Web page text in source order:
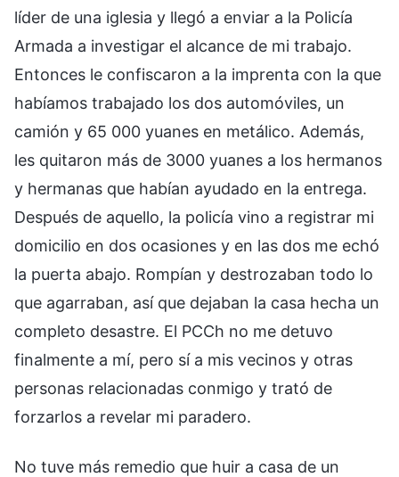
líder de una iglesia y llegó a enviar a la Policía
Armada a investigar el alcance de mi trabajo.
Entonces le confiscaron a la imprenta con la que
habíamos trabajado los dos automóviles, un
camión y 65 000 yuanes en metálico. Además,
les quitaron más de 3000 yuanes a los hermanos
y hermanas que habían ayudado en la entrega.
Después de aquello, la policía vino a registrar mi
domicilio en dos ocasiones y en las dos me echó
la puerta abajo. Rompían y destrozaban todo lo
que agarraban, así que dejaban la casa hecha un
completo desastre. El PCCh no me detuvo
finalmente a mí, pero sí a mis vecinos y otras
personas relacionadas conmigo y trató de
forzarlos a revelar mi paradero.
No tuve más remedio que huir a casa de un